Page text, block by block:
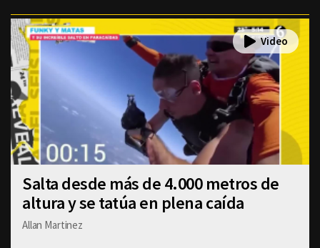
Salta desde más de 4.000 metros de
altura y se tatúa en plena caída
Allan Martinez